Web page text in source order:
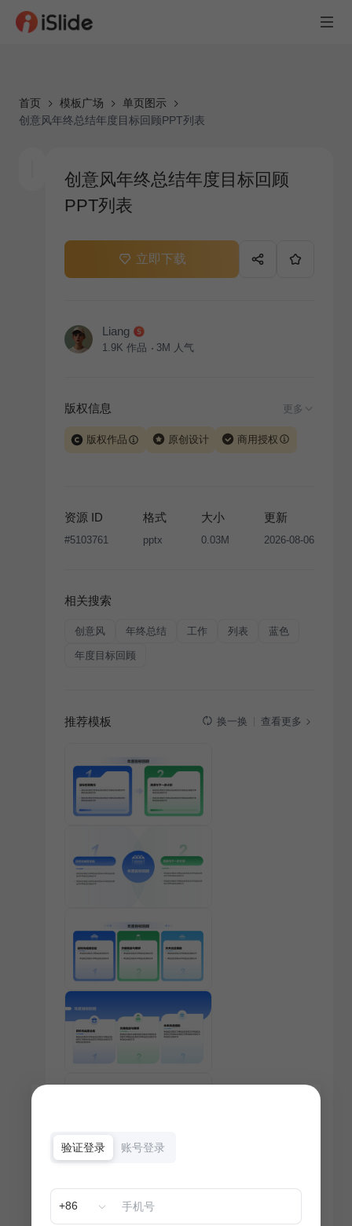
首页 模板广场
单页图示
创意风年终总结年度目标回顾PPT列表
创意风年终总结年度目标回顾
PPT列表
立即下载
Liang
1.9K 作品 3M 人气
版权信息 更多
版权作品 原创设计 商用授权
版权声明
条款，禁止任何形式的转让、出售或出租，未
经投权许可任何人不得擅自转载和分发，否则将接照我
资源 ID
#5103761
格式
pptx
大小
0.03M
更新
2026-08-06
相关搜索
创意风 年终总结 工作 列表 蓝色
年度目标回顾
推荐模板 换一换 查看更多
验证登录 账号登录
+86